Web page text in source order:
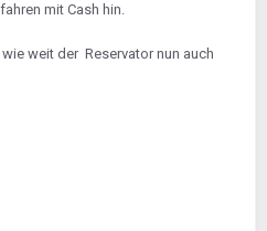
mit Cash hin.
weit der Reservator nun auch